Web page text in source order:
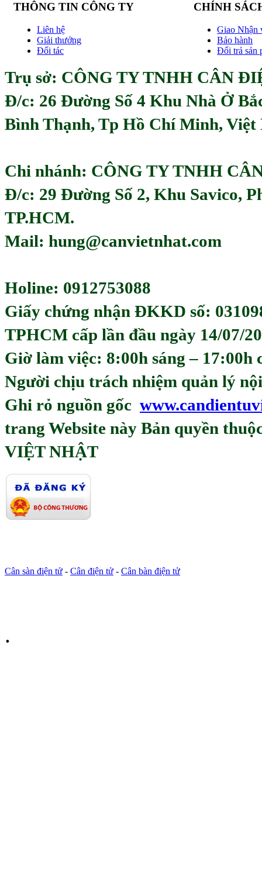
THÔNG TIN CÔNG TY
Liên hệ
Giải thưởng
Đối tác
CHÍNH
Giao Nhận
Bảo hành
Đổi trả sản
Trụ sở: CÔNG TY TNHH CÂN
Đ/c: 26 Đường Số 4 Khu Nhà Ở
Bình Thạnh, Tp Hồ Chí Minh, Việt
Chi nhánh: CÔNG TY TNHH
Đ/c: 29 Đường Số 2, Khu Savico,
TP.HCM.
Mail: hung@canvietnhat.com
Holine: 0912753088
Giấy chứng nhận ĐKKD số:
TPHCM cấp lần đầu ngày 14/07/
Giờ làm việc: 8:00h sáng – 17:00h
Người chịu trách nhiệm quản lý
Ghi rỏ nguồn gốc
trang Website này Bản quyền
VIỆT NHẬT
Cân sàn điện tử - Cân điện tử - Cân bàn điện tử
.